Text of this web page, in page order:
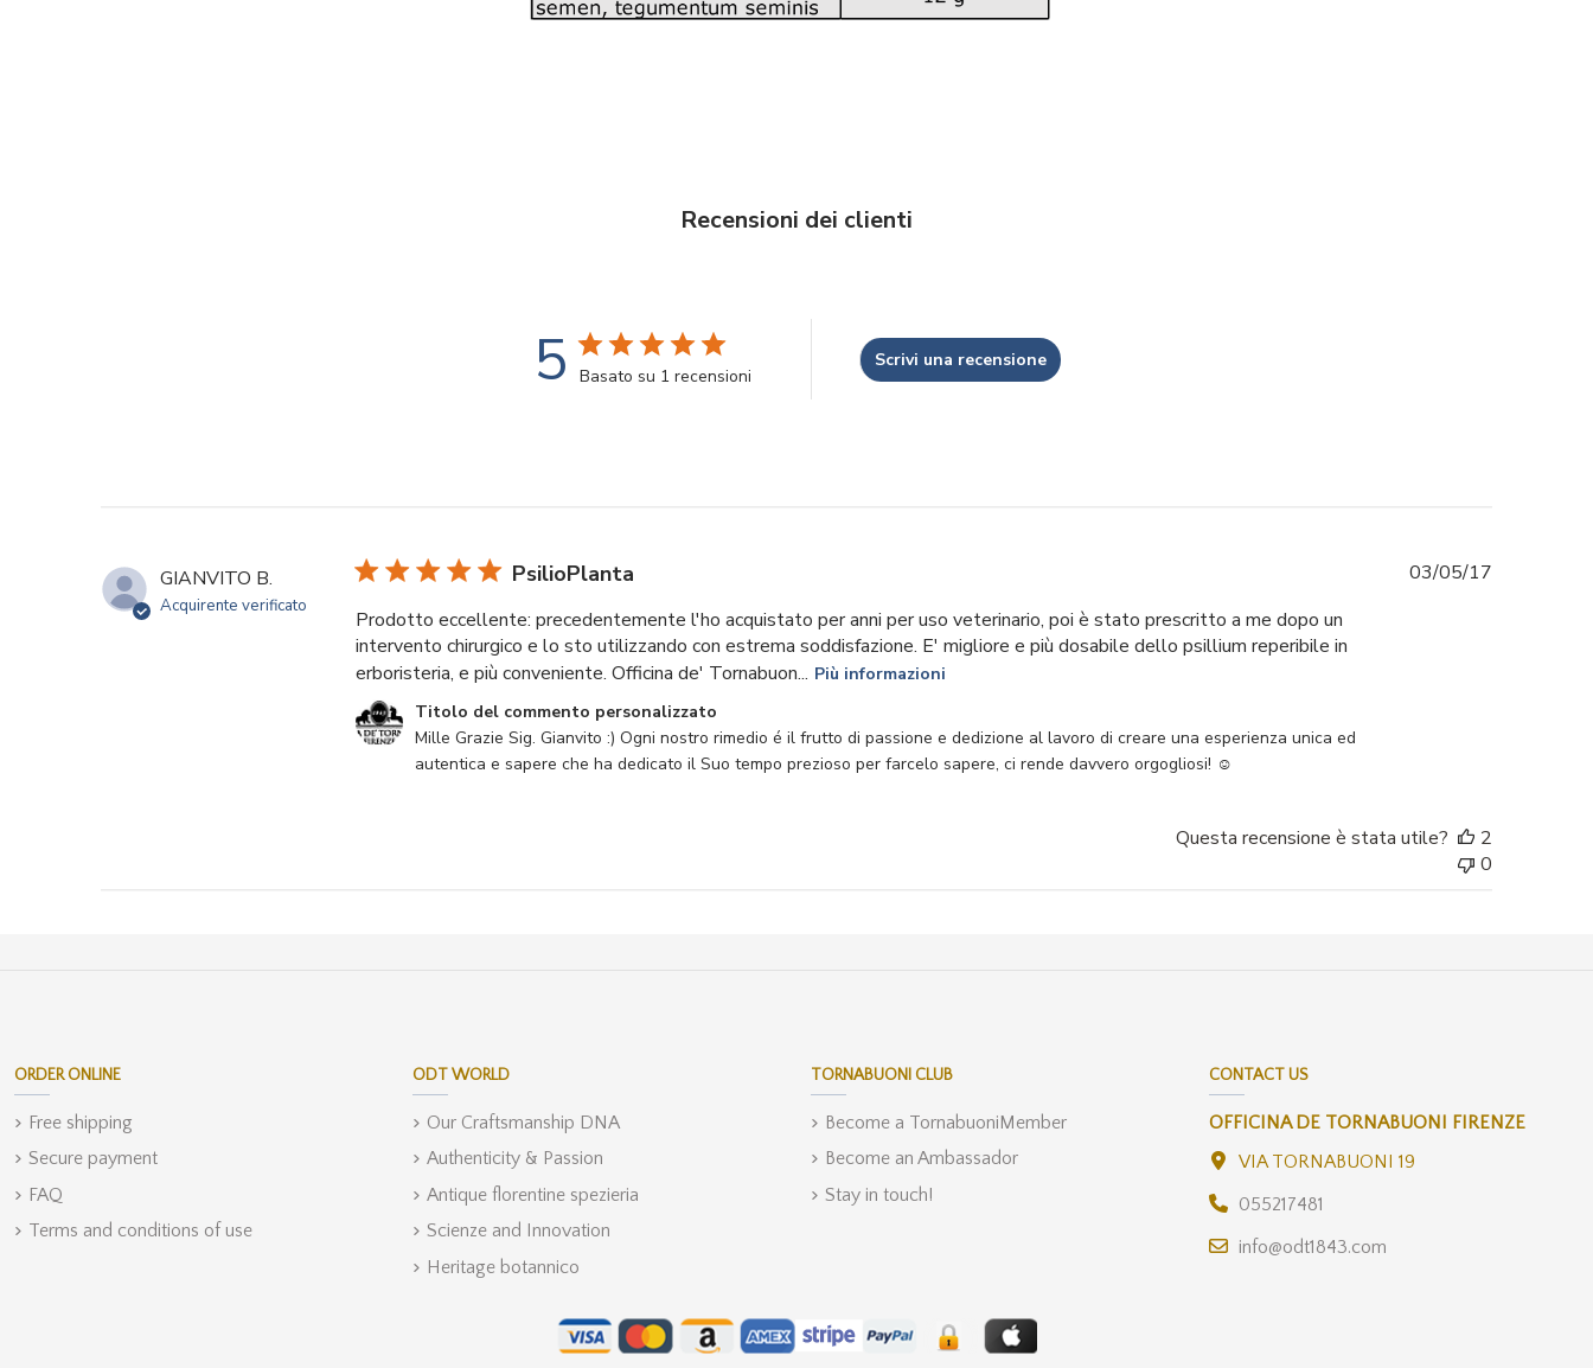
Recensioni dei clienti
5 Basato su 1 recensioni
Scrivi una recensione
GIANVITO B.
Acquirente verificato
PsilioPlanta
Prodotto eccellente: precedentemente l'ho acquistato per anni per uso veterinario, poi è stato prescritto a me dopo un
intervento chirurgico e lo sto utilizzando con estrema soddisfazione. E' migliore e più dosabile dello psillium reperibile in
erboristeria, e più conveniente. Officina de' Tornabuon... Più informazioni
Commenti del proprietario del negozio sulla recensione di Titolo del commento personalizzato il Wed May 03 2017
Titolo del commento personalizzato
Mille Grazie Sig. Gianvito :) Ogni nostro rimedio é il frutto di passione e dedizione al lavoro di creare una esperienza unica ed
autentica e sapere che ha dedicato il Suo tempo prezioso per farcelo sapere, ci rende davvero orgogliosi! ☺
Data
03/05/17
Questa recensione è stata utile?
2
0
ORDER ONLINE
Free shipping
Secure payment
FAQ
Terms and conditions of use
ODT WORLD
Our Craftsmanship DNA
Authenticity & Passion
Antique florentine spezieria
Scienze and Innovation
Heritage botannico
TORNABUONI CLUB
Become a TornabuoniMember
Become an Ambassador
Stay in touch!
CONTACT US
OFFICINA DE TORNABUONI FIRENZE
VIA TORNABUONI 19
055217481
info@odt1843.com